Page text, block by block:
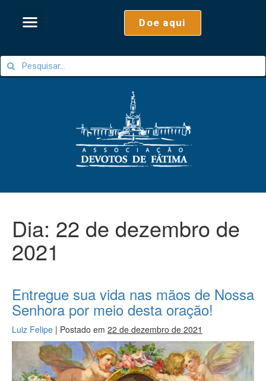
Doe aqui
Dia: 22 de dezembro de
2021
Entregue sua vida nas mãos de Nossa
Senhora por meio desta oração!
Luiz Felipe | Postado em 22 de dezembro de 2021